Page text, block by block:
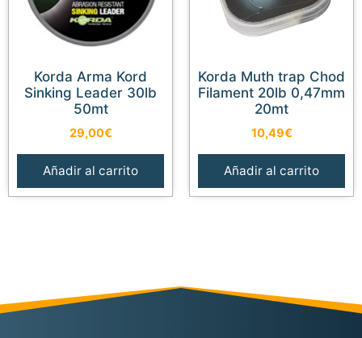
Korda Arma Kord
Sinking Leader 30lb
50mt
29,00€
Añadir al carrito
Korda Muth trap Chod
Filament 20lb 0,47mm
20mt
10,49€
Añadir al carrito